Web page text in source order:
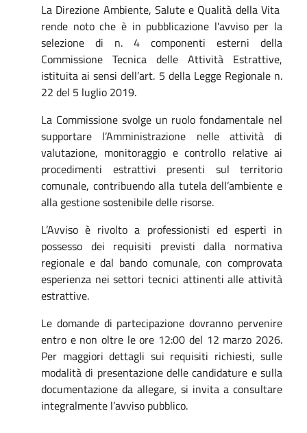
La Direzione Ambiente, Salute e Qualità della Vita
rende noto che è in pubblicazione l'avviso per la
selezione di n. 4 componenti esterni della
Commissione Tecnica delle Attività Estrattive,
istituita ai sensi dell’art. 5 della Legge Regionale n.
22 del 5 luglio 2019.
La Commissione svolge un ruolo fondamentale nel
supportare l’Amministrazione nelle attività di
valutazione, monitoraggio e controllo relative ai
procedimenti estrattivi presenti sul territorio
comunale, contribuendo alla tutela dell’ambiente e
alla gestione sostenibile delle risorse.
L’Avviso è rivolto a professionisti ed esperti in
possesso dei requisiti previsti dalla normativa
regionale e dal bando comunale, con comprovata
esperienza nei settori tecnici attinenti alle attività
estrattive.
Le domande di partecipazione dovranno pervenire
entro e non oltre le ore 12:00 del 12 marzo 2026.
Per maggiori dettagli sui requisiti richiesti, sulle
modalità di presentazione delle candidature e sulla
documentazione da allegare, si invita a consultare
integralmente l’avviso pubblico.